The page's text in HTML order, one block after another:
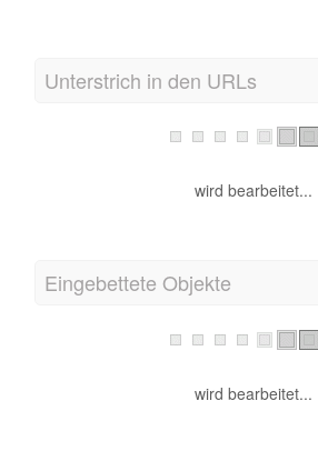
Unterstrich in den URLs
wird bearbeitet...
Eingebettete Objekte
wird bearbeitet...